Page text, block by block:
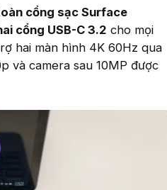
cổng sạc Surface
cổng USB-C 3.2 cho mọi
hai màn hình 4K 60Hz qua
và camera sau 10MP được